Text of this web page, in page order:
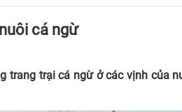
cá ngừ
trang trại cá ngừ ở các vịnh của